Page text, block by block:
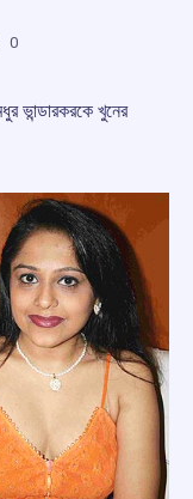
0
ভান্ডারকরকে খুনের